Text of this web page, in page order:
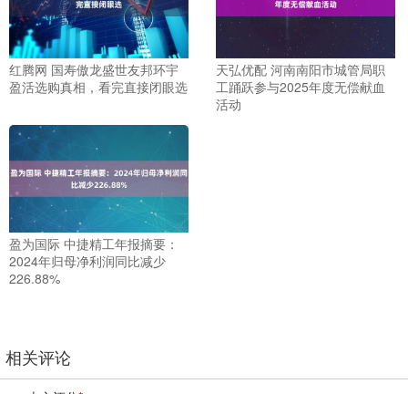
红腾网 国寿傲龙盛世友邦环宇
盈活选购真相，看完直接闭眼选
天弘优配 河南南阳市城管局职
工踊跃参与2025年度无偿献血
活动
盈为国际 中捷精工年报摘要：
2024年归母净利润同比减少
226.88%
相关评论